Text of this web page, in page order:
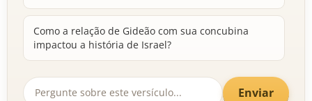
Como a relação de Gideão com sua concubina
impactou a história de Israel?
Enviar